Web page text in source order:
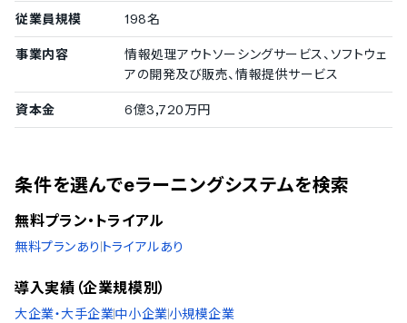
受講者問い合わせの管理機能
FAQページの設定
受講者集中度の採点機能
受講者なりすまし防止の顔認証機能
導入実績（企業規模不明）
従業員数の確認が取れなかった企業をご紹介しています。
千葉県庁
従業員規模 198名
事業内容
情報処理アウトソーシングサービス、ソフトウェ
アの開発及び販売、情報提供サービス
資本金 6億3,720万円
条件を選んでeラーニングシステムを検索
無料プラン・トライアル
無料プランあり トライアルあり
導入実績（企業規模別）
大企業・大手企業中小企業小規模企業